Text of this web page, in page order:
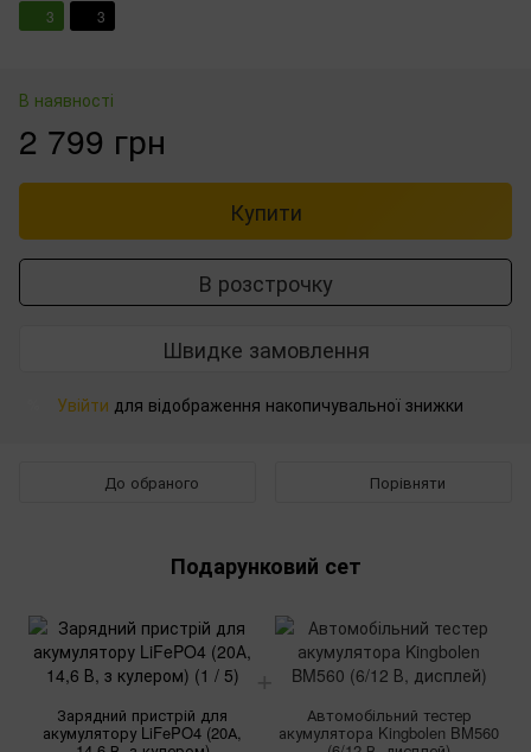
3 3
В наявності
2 799 грн
Купити
В розстрочку
Швидке замовлення
Увійти для відображення накопичувальної знижки
До обраного Порівняти
Подарунковий сет
Зарядний пристрій для
акумулятору LiFePO4 (20А,
Автомобільний тестер
акумулятора Kingbolen BM560